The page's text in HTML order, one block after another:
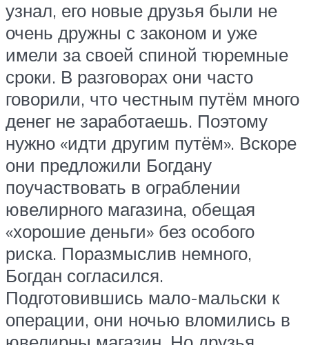
узнал, его новые друзья были не
очень дружны с законом и уже
имели за своей спиной тюремные
сроки. В разговорах они часто
говорили, что честным путём много
денег не заработаешь. Поэтому
нужно «идти другим путём». Вскоре
они предложили Богдану
поучаствовать в ограблении
ювелирного магазина, обещая
«хорошие деньги» без особого
риска. Поразмыслив немного,
Богдан согласился.
Подготовившись мало-мальски к
операции, они ночью вломились в